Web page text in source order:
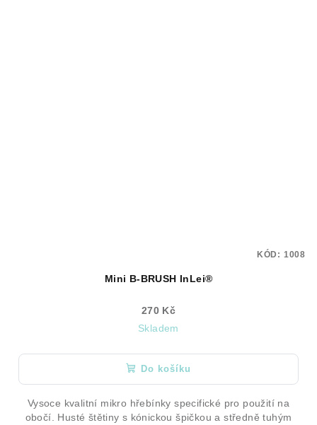
Mini B-BRUSH InLei®
270 Kč
Skladem
Do košíku
Vysoce kvalitní mikro hřebínky specifické pro použití na
obočí. Husté štětiny s kónickou špičkou a středně tuhým
KÓD: 1008